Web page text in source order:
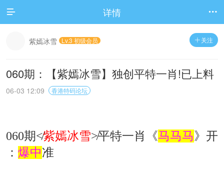
 详情 
 关注
紫嫣冰雪 Lv.3 初级会员
060期：【紫嫣冰雪】独创平特一肖!已上料
06-03 12:09 香港特码论坛
060期≮紫嫣冰雪≯平特一肖《马马马》开
： 爆中准